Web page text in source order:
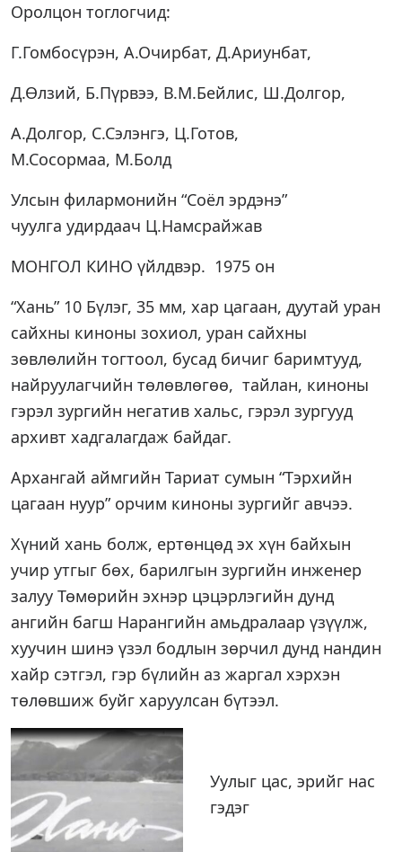
Оролцон тоглогчид:
Г.Гомбосүрэн, А.Очирбат, Д.Ариунбат,
Д.Өлзий, Б.Пүрвээ, В.М.Бейлис, Ш.Долгор,
А.Долгор, С.Сэлэнгэ, Ц.Готов,
М.Сосормаа, М.Болд
Улсын филармонийн “Соёл эрдэнэ”
чуулга удирдаач Ц.Намсрайжав
МОНГОЛ КИНО үйлдвэр. 1975 он
“Хань” 10 Бүлэг, 35 мм, хар цагаан, дуутай уран
сайхны киноны зохиол, уран сайхны
зөвлөлийн тогтоол, бусад бичиг баримтууд,
найруулагчийн төлөвлөгөө, тайлан, киноны
гэрэл зургийн негатив хальс, гэрэл зургууд
архивт хадгалагдаж байдаг.
Архангай аймгийн Тариат сумын “Тэрхийн
цагаан нуур” орчим киноны зургийг авчээ.
Хүний хань болж, ертөнцөд эх хүн байхын
учир утгыг бөх, барилгын зургийн инженер
залуу Төмөрийн эхнэр цэцэрлэгийн дунд
ангийн багш Нарангийн амьдралаар үзүүлж,
хуучин шинэ үзэл бодлын зөрчил дунд нандин
хайр сэтгэл, гэр бүлийн аз жаргал хэрхэн
төлөвшиж буйг харуулсан бүтээл.
Уулыг цас, эрийг нас
гэдэг